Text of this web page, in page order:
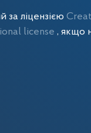
за ліцензією
license, якщо